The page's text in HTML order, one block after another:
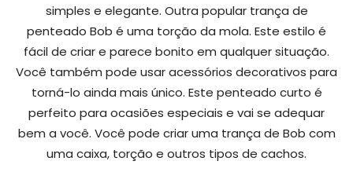
simples e elegante. Outra popular trança de
penteado Bob é uma torção da mola. Este estilo é
fácil de criar e parece bonito em qualquer situação.
Você também pode usar acessórios decorativos para
torná-lo ainda mais único. Este penteado curto é
perfeito para ocasiões especiais e vai se adequar
bem a você. Você pode criar uma trança de Bob com
uma caixa, torção e outros tipos de cachos.